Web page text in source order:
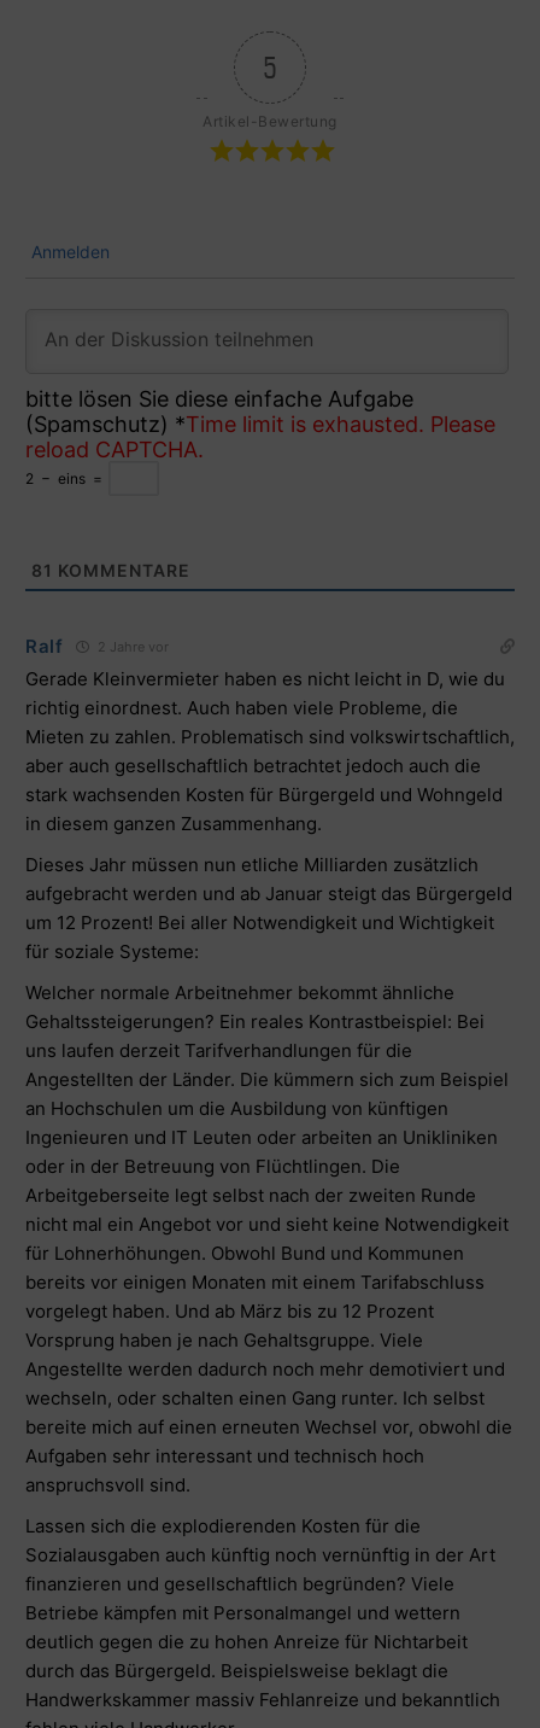
5
Artikel-Bewertung
Anmelden
bitte lösen Sie diese einfache Aufgabe
(Spamschutz) *Time limit is exhausted. Please
reload CAPTCHA.
2 − eins =
81 KOMMENTARE
Ralf 2 Jahre vor
Gerade Kleinvermieter haben es nicht leicht in D, wie du
richtig einordnest. Auch haben viele Probleme, die
Mieten zu zahlen. Problematisch sind volkswirtschaftlich,
aber auch gesellschaftlich betrachtet jedoch auch die
stark wachsenden Kosten für Bürgergeld und Wohngeld
in diesem ganzen Zusammenhang.
Dieses Jahr müssen nun etliche Milliarden zusätzlich
aufgebracht werden und ab Januar steigt das Bürgergeld
um 12 Prozent! Bei aller Notwendigkeit und Wichtigkeit
für soziale Systeme:
Welcher normale Arbeitnehmer bekommt ähnliche
Gehaltssteigerungen? Ein reales Kontrastbeispiel: Bei
uns laufen derzeit Tarifverhandlungen für die
Angestellten der Länder. Die kümmern sich zum Beispiel
an Hochschulen um die Ausbildung von künftigen
Ingenieuren und IT Leuten oder arbeiten an Unikliniken
oder in der Betreuung von Flüchtlingen. Die
Arbeitgeberseite legt selbst nach der zweiten Runde
nicht mal ein Angebot vor und sieht keine Notwendigkeit
für Lohnerhöhungen. Obwohl Bund und Kommunen
bereits vor einigen Monaten mit einem Tarifabschluss
vorgelegt haben. Und ab März bis zu 12 Prozent
Vorsprung haben je nach Gehaltsgruppe. Viele
Angestellte werden dadurch noch mehr demotiviert und
wechseln, oder schalten einen Gang runter. Ich selbst
bereite mich auf einen erneuten Wechsel vor, obwohl die
Aufgaben sehr interessant und technisch hoch
anspruchsvoll sind.
Lassen sich die explodierenden Kosten für die
Sozialausgaben auch künftig noch vernünftig in der Art
finanzieren und gesellschaftlich begründen? Viele
Betriebe kämpfen mit Personalmangel und wettern
deutlich gegen die zu hohen Anreize für Nichtarbeit
durch das Bürgergeld. Beispielsweise beklagt die
Handwerkskammer massiv Fehlanreize und bekanntlich